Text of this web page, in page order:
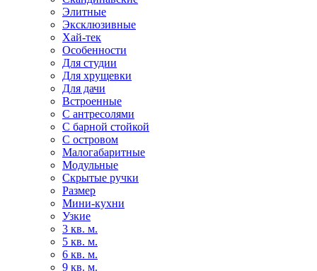
Элитные
Эксклюзивные
Хай-тек
Особенности
Для студии
Для хрущевки
Для дачи
Встроенные
С антресолями
С барной стойкой
С островом
Малогабаритные
Модульные
Скрытые ручки
Размер
Мини-кухни
Узкие
3 кв. м.
5 кв. м.
6 кв. м.
9 кв. м.